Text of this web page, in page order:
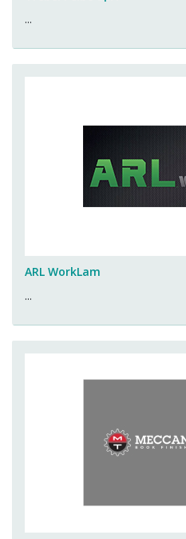
...
ARL WorkLam
...